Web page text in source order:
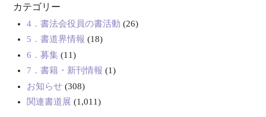
カテゴリー
4．書法会役員の書活動 (26)
5．書道界情報 (18)
6．募集(11)
7．書籍・新刊情報 (1)
お知らせ(308)
関連書道展 (1,011)